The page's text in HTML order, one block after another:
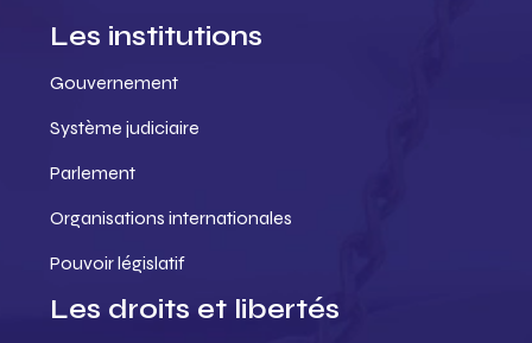
Les institutions
Gouvernement
Système judiciaire
Parlement
Organisations internationales
Pouvoir législatif
Les droits et libertés